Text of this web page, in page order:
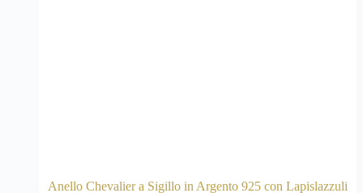
Anello Chevalier a Sigillo in Argento 925 con Lapislazzuli